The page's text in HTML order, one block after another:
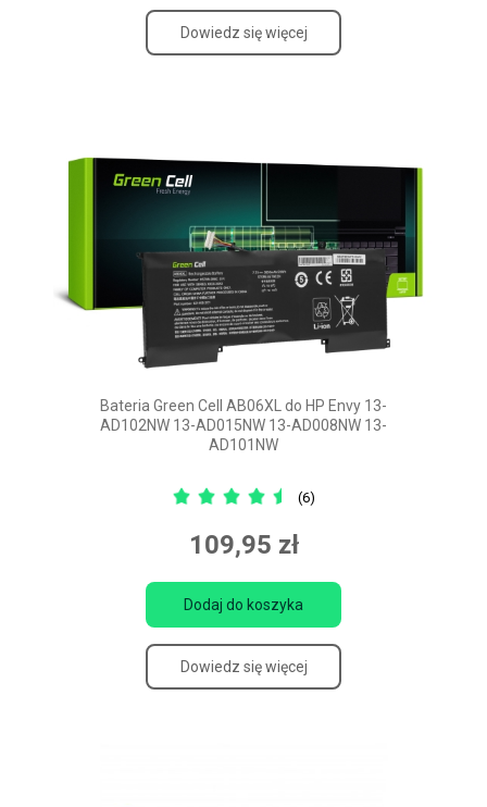
Dowiedz się więcej
Bateria Green Cell AB06XL do HP Envy 13-
AD102NW 13-AD015NW 13-AD008NW 13-
AD101NW
(6)
109,95 zł
Dodaj do koszyka
Dowiedz się więcej